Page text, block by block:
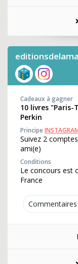
Commentaires
Cadeaux à gagner
10 livres
Perkin
Principe
Suivez 2
ami(e)
Conditions
Le concours est
France